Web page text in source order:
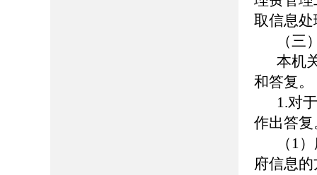
取信息
（
本机
和答复。
1.对
作出答复
（1
府信息